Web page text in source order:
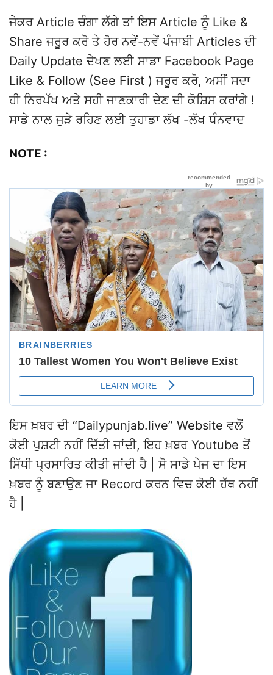
ਜੇਕਰ Article ਚੰਗਾ ਲੱਗੇ ਤਾਂ ਇਸ Article ਨੂੰ Like &
Share ਜਰੂਰ ਕਰੋ ਤੇ ਹੋਰ ਨਵੇਂ-ਨਵੇਂ ਪੰਜਾਬੀ Articles ਦੀ
Daily Update ਦੇਖਣ ਲਈ ਸਾਡਾ Facebook Page
Like & Follow (See First ) ਜਰੂਰ ਕਰੋ, ਅਸੀਂ ਸਦਾ
ਹੀ ਨਿਰਪੱਖ ਅਤੇ ਸਹੀ ਜਾਣਕਾਰੀ ਦੇਣ ਦੀ ਕੋਸ਼ਿਸ ਕਰਾਂਗੇ !
ਸਾਡੇ ਨਾਲ ਜੁੜੇ ਰਹਿਣ ਲਈ ਤੁਹਾਡਾ ਲੱਖ -ਲੱਖ ਧੰਨਵਾਦ
NOTE :
ਇਸ ਖ਼ਬਰ ਦੀ “Dailypunjab.live” Website ਵਲੋਂ
ਕੋਈ ਪੁਸ਼ਟੀ ਨਹੀਂ ਦਿੱਤੀ ਜਾਂਦੀ, ਇਹ ਖ਼ਬਰ Youtube ਤੋਂ
ਸਿੱਧੀ ਪ੍ਰਸਾਰਿਤ ਕੀਤੀ ਜਾਂਦੀ ਹੈ | ਸੋ ਸਾਡੇ ਪੇਜ ਦਾ ਇਸ
ਖ਼ਬਰ ਨੂੰ ਬਣਾਉਣ ਜਾ Record ਕਰਨ ਵਿਚ ਕੋਈ ਹੱਥ ਨਹੀਂ
ਹੈ |